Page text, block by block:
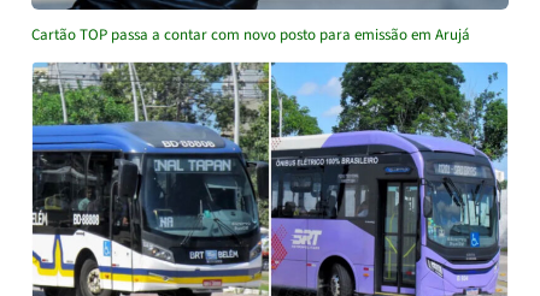
Cartão TOP passa a contar com novo posto para emissão em Arujá